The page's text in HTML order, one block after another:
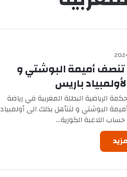
أميمة البوشتي و
باريس
الرياضية البطلة المغربية في رياضة
البوشتي و لتتأهل بذلك الى أولمبياد
اللاعبة الكورية…